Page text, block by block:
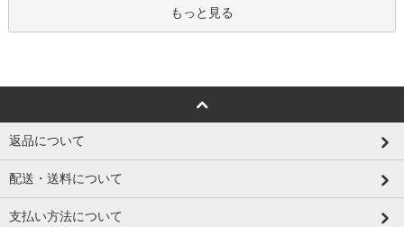
もっと見る
返品について
配送・送料について
支払い方法について